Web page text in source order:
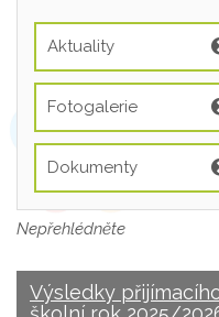
Aktuality
Fotogalerie
Dokumenty
Nepřehlédněte
Výsledky